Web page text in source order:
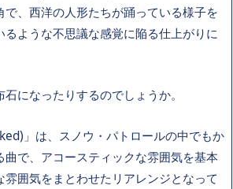
で、西洋の人形たちが踊っている様子を
るような不思議な感覚に陥る仕上がりに
になったりするのでしょうか。
」は、スノウ・パトロールの中でもか
曲で、アコースティックな雰囲気を基本
雰囲気をまとわせたリアレンジとなって